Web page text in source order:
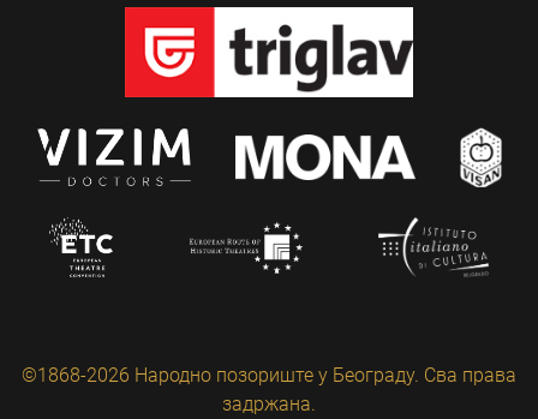
©1868-2026 Народно позориште у Београду. Сва права
задржана.